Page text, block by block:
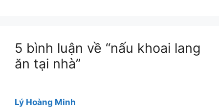
5 bình luận về “nấu khoai lang
ăn tại nhà”
Lý Hoàng Minh